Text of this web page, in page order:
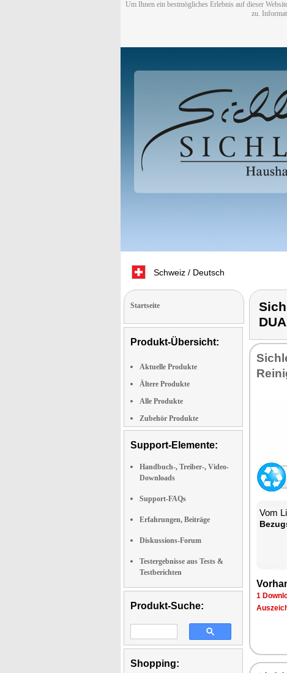
Um Ihnen ein bestmögliches Erlebnis auf dieser
zu.
Schweiz / Deutsch
Startseite
Produkt-Übersicht:
Aktuelle Produkte
Ältere Produkte
Alle Produkte
Zubehör Produkte
Support-Elemente:
Handbuch-, Treiber-, Video-
Downloads
Support-FAQs
Erfahrungen, Beiträge
Diskussions-Forum
Testergebnisse aus Tests &
Testberichten
Produkt-Suche:
Shopping:
Vom
1